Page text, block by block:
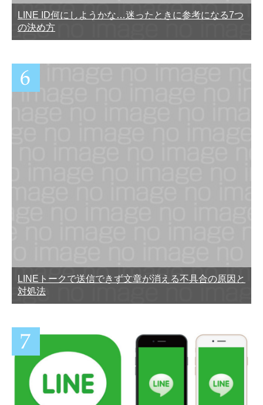
LINE ID何にしようかな…迷ったときに参考になる7つ
の決め方
LINEトークで送信できず文章が消える不具合の原因と
対処法